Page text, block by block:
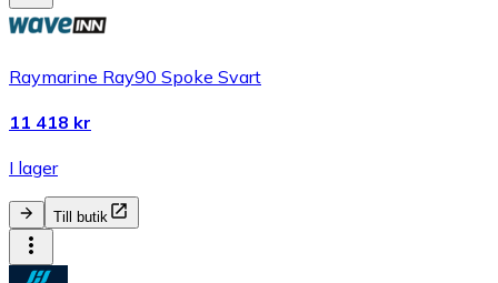
Raymarine Ray90 Spoke Svart
11 418 kr
I lager
Till butik